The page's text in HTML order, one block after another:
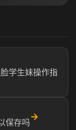
学生妹操作指
保存吗
→